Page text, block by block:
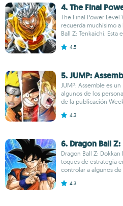
4. The Final
The Final Power
recuerda muchísimo
Ball Z: Tenkaichi. Esta
4.5
5. JUMP:
JUMP: Assemble es
algunos de los
de la publicación
4.3
6. Dragon Ball
Dragon Ball Z:
toques de estrategia
controlar a algunos de
4.3